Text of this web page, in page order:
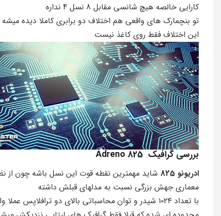
کارایی خالصه هیچ شانسی مقابل 8 نسل 4 نداره
تو بنچمارک های واقعی هم اختلاف دو برابری کاملا دیده
این اختلاف فقط روی کاغذ نیست
بررسی گرافیک Adreno 825
ادریونو 825
شاید مهمترین نقطه قوت این نسل باشه چون از
معماری جهش بزرگی نسبت به مدلهای قبلش داشته
با تعداد ۱۰۲۴ شیدر و توان محاسباتی بالای دو ترافلاپس عملا